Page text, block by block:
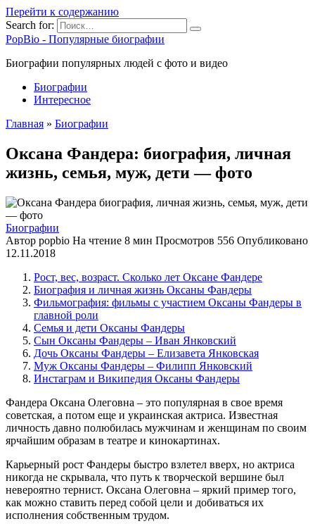
Перейти к содержанию
Search for:
PopBio - Популярные биографии
Биографии популярных людей с фото и видео
Биографии
Интересное
Главная » Биографии
Оксана Фандера: биография, личная
жизнь, семья, муж, дети — фото
Биографии
Автор popbio На чтение 8 мин Просмотров 556 Опубликовано
12.11.2018
Рост, вес, возраст. Сколько лет Оксане Фандере
Биография и личная жизнь Оксаны Фандеры
Фильмография: фильмы с участием Оксаны Фандеры в
главной роли
Семья и дети Оксаны Фандеры
Сын Оксаны Фандеры – Иван Янковский
Дочь Оксаны Фандеры – Елизавета Янковская
Муж Оксаны Фандеры – Филипп Янковский
Инстаграм и Википедия Оксаны Фандеры
Фандера Оксана Олеговна – это популярная в свое время
советская, а потом еще и украинская актриса. Известная
личность давно полюбилась мужчинам и женщинам по своим
ярчайшим образам в театре и кинокартинах.
Карьерный рост Фандеры быстро взлетел вверх, но актриса
никогда не скрывала, что путь к творческой вершине был
невероятно тернист. Оксана Олеговна – яркий пример того,
как можно ставить перед собой цели и добиваться их
исполнения собственным трудом.